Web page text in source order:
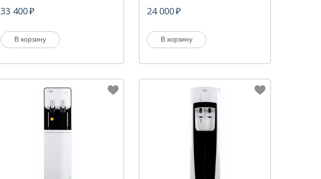
33 400
В корзину
24 000
В корзину